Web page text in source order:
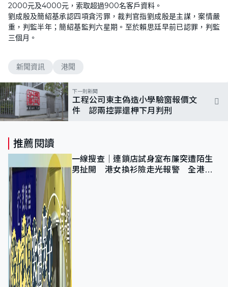
2000元及4000元，索取超過900名客戶資料。
劉成殷及簡紹基承認四項貪污罪，裁判官指劉成殷是主謀，案情嚴
重，判監半年；簡紹基監判六星期。至於賴思廷早前已認罪，判監
三個月。
新聞資訊 港聞
下一則新聞
工程公司東主偽造小學驗窗報價文
件 認兩控罪還柙下月判刑
推薦閱讀
一線搜查｜連鎖店試身室布簾突遭陌生
男扯開 港女換衫險走光報警 全港分